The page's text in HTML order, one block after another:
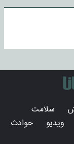
سلامت
ویدیو
حوادث